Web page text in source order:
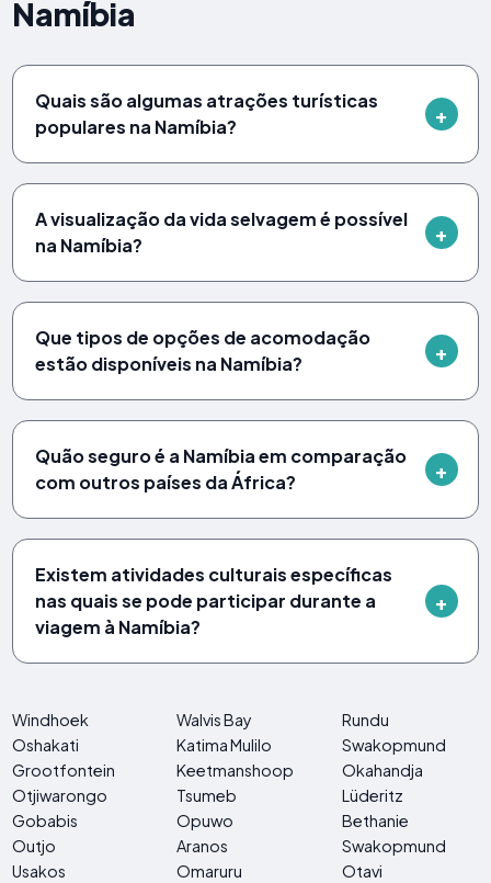
Namíbia
Quais são algumas atrações turísticas
populares na Namíbia?
A visualização da vida selvagem é possível
na Namíbia?
Que tipos de opções de acomodação
estão disponíveis na Namíbia?
Quão seguro é a Namíbia em comparação
com outros países da África?
Existem atividades culturais específicas
nas quais se pode participar durante a
viagem à Namíbia?
Windhoek Walvis Bay
Rundu
Oshakati
Katima Mulilo
Swakopmund
Grootfontein
Keetmanshoop
Okahandja
Otjiwarongo
Tsumeb
Lüderitz
Gobabis
Opuwo
Bethanie
Outjo
Aranos
Swakopmund
Usakos
Omaruru
Otavi